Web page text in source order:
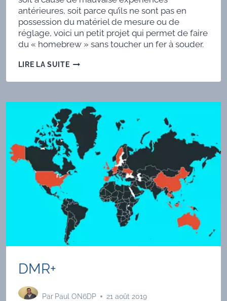
antérieures, soit parce qu’ils ne sont pas en
possession du matériel de mesure ou de
réglage, voici un petit projet qui permet de faire
du « homebrew » sans toucher un fer à souder.
LIRE LA SUITEUN
QRP
À
CONSTRUIRE
DMR+
Par Paul ON6DP 21 août 2019